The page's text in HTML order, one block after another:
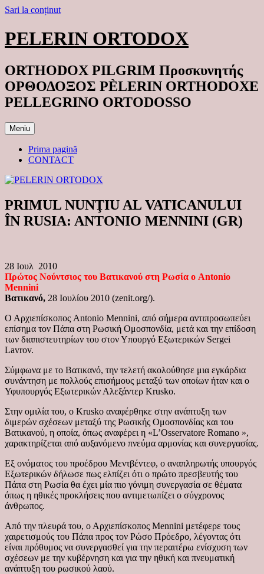
Sari la conținut
PELERIN ORTODOX
ORTHODOX PILGRIM Προσκυνητής
ΟΡΘΟΔΟΞΟΣ PÈLERIN ORTHODOXE
PELLEGRINO ORTODOSSO
Meniu
Prima pagină
CONTACT
PRIMUL NUNŢIU AL VATICANULUI
ÎN RUSIA: ANTONIO MENNINI (GR)
28 Ιουλ 2010
Πρώτος Νούντσιος του Βατικανού στη Ρωσία ο Antonio
Mennini
Βατικανό, 28 Ιουλίου 2010 (zenit.org/).
Ο Αρχιεπίσκοπος Antonio Mennini, από σήμερα αντιπροσωπεύει
επίσημα τον Πάπα στη Ρωσική Ομοσπονδία, μετά και την επίδοση
των διαπιστευτηρίων του στον Υπουργό Εξωτερικών Sergei
Lavrov.
Σύμφωνα με το Βατικανό, την τελετή ακολούθησε μια εγκάρδια
συνάντηση με πολλούς επισήμους μεταξύ των οποίων ήταν και ο
Υφυπουργός Εξωτερικών Αλεξάντερ Krusko.
Στην ομιλία του, ο Krusko αναφέρθηκε στην ανάπτυξη των
διμερών σχέσεων μεταξύ της Ρωσικής Ομοσπονδίας και του
Βατικανού, η οποία, όπως αναφέρει η «L’Osservatore Romano »,
χαρακτηρίζεται από αυξανόμενο πνεύμα αρμονίας και συνεργασίας.
Εξ ονόματος του προέδρου Μεντβέντεφ, ο αναπληρωτής υπουργός
Εξωτερικών δήλωσε πως ελπίζει ότι ο πρώτο πρεσβευτής του
Πάπα στη Ρωσία θα έχει μία πιο γόνιμη συνεργασία σε θέματα
όπως η ηθικές προκλήσεις που αντιμετωπίζει ο σύγχρονος
άνθρωπος.
Από την πλευρά του, ο Αρχιεπίσκοπος Mennini μετέφερε τους
χαιρετισμούς του Πάπα προς τον Ρώσο Πρόεδρο, λέγοντας ότι
είναι πρόθυμος να συνεργασθεί για την περαιτέρω ενίσχυση των
σχέσεων με την κυβέρνηση και για την ηθική και πνευματική
ανάπτυξη του ρωσικού λαού.